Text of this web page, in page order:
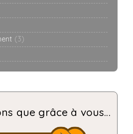
(3)
que grâce à vous...